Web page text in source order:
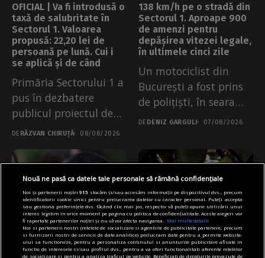
OFICIAL | Va fi introdusă o
taxă de salubritate în
Sectorul 1. Valoarea
propusă: 22,20 lei de
persoană pe lună. Cui i
se aplică și de când
Primăria Sectorului 1 a
pus în dezbatere
publicul proiectul de
regulament prin...
DE RĂZVAN CHIRUȚĂ 08/08/2026
138 km/h pe o stradă din
Sectorul 1. Aproape 900
de amenzi pentru
depășirea vitezei legale,
în ultimele cinci zile
Un motociclist din
București a fost prins
de polițiști, în seara
de...
DE DENIZ GARGULI 07/08/2026
Articole Main Primărie Articole Main Transport
Nouă ne pasă ca datele tale personale să rămână confidențiale
Noi și partenerii noștri915 stocăm și/sau accesăm informații pe dispozitivul dvs., precum
identificatorii cookie unici pentru prelucrarea datelor cu caracter personal. Puteți accepta
sau gestiona preferințele dvs. făcând clic mai jos, respectiv vă puteți opune utilizării unui
interes legitim în orice moment pe pagina cu politica de confidențialitate. Aceste alegeri vor
fi raportate partenerilor noștri și nu vă vor afecta navigarea.
Mai multe detalii
Noi si partenerii nostri (retelele de socializare si agentiile de publicitate partenere, precum
si furnizorii nostri de servicii de date analitice) prelucram date pentru a permite website-
ului sa functioneze, pentru a personaliza continutul si anunturile publicitare afisate in
functie de interesele si/sau profilul dvs., pentru a va oferi functionalitati aferente retelelor
de socializare si pentru a analiza traficul pe website. Beneficiati de drepturile prevazute de